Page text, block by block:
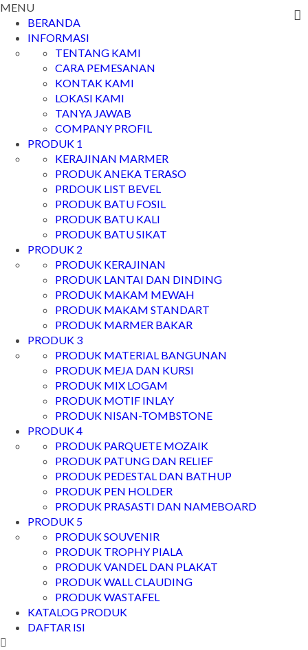
MENU
BERANDA
INFORMASI
TENTANG KAMI
CARA PEMESANAN
KONTAK KAMI
LOKASI KAMI
TANYA JAWAB
COMPANY PROFIL
PRODUK 1
KERAJINAN MARMER
PRODUK ANEKA TERASO
PRDOUK LIST BEVEL
PRODUK BATU FOSIL
PRODUK BATU KALI
PRODUK BATU SIKAT
PRODUK 2
PRODUK KERAJINAN
PRODUK LANTAI DAN DINDING
PRODUK MAKAM MEWAH
PRODUK MAKAM STANDART
PRODUK MARMER BAKAR
PRODUK 3
PRODUK MATERIAL BANGUNAN
PRODUK MEJA DAN KURSI
PRODUK MIX LOGAM
PRODUK MOTIF INLAY
PRODUK NISAN-TOMBSTONE
PRODUK 4
PRODUK PARQUETE MOZAIK
PRODUK PATUNG DAN RELIEF
PRODUK PEDESTAL DAN BATHUP
PRODUK PEN HOLDER
PRODUK PRASASTI DAN NAMEBOARD
PRODUK 5
PRODUK SOUVENIR
PRODUK TROPHY PIALA
PRODUK VANDEL DAN PLAKAT
PRODUK WALL CLAUDING
PRODUK WASTAFEL
KATALOG PRODUK
DAFTAR ISI